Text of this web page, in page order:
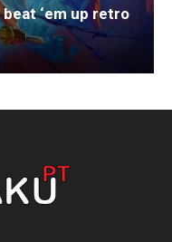
beat ‘em up retro